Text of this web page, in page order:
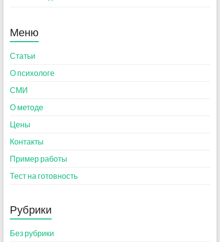
Меню
Статьи
О психологе
СМИ
О методе
Цены
Контакты
Пример работы
Тест на готовность
Рубрики
Без рубрики